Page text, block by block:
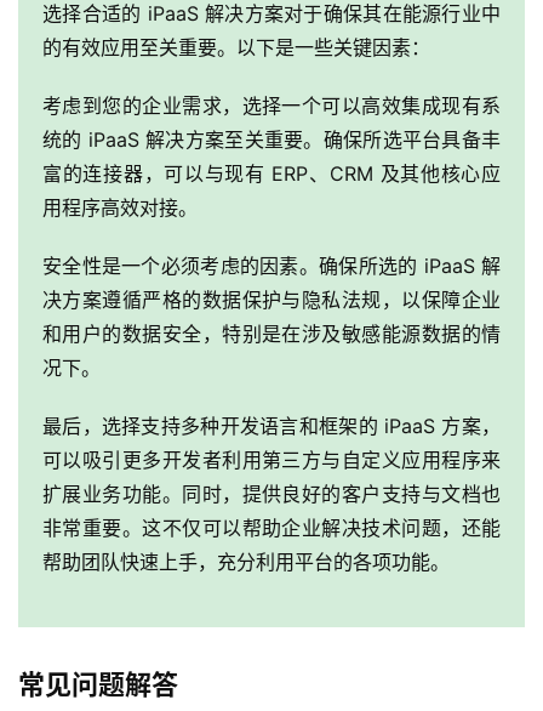
合
作
解
普
们
选择合适的 iPaaS 解决方案对于确保其在能源行业中
的有效应用至关重要。以下是一些关键因素：
考虑到您的企业需求，选择一个可以高效集成现有系
统的 iPaaS 解决方案至关重要。确保所选平台具备丰
富的连接器，可以与现有 ERP、CRM 及其他核心应
用程序高效对接。
安全性是一个必须考虑的因素。确保所选的 iPaaS 解
决方案遵循严格的数据保护与隐私法规，以保障企业
和用户的数据安全，特别是在涉及敏感能源数据的情
况下。
最后，选择支持多种开发语言和框架的 iPaaS 方案，
可以吸引更多开发者利用第三方与自定义应用程序来
扩展业务功能。同时，提供良好的客户支持与文档也
非常重要。这不仅可以帮助企业解决技术问题，还能
帮助团队快速上手，充分利用平台的各项功能。
常见问题解答